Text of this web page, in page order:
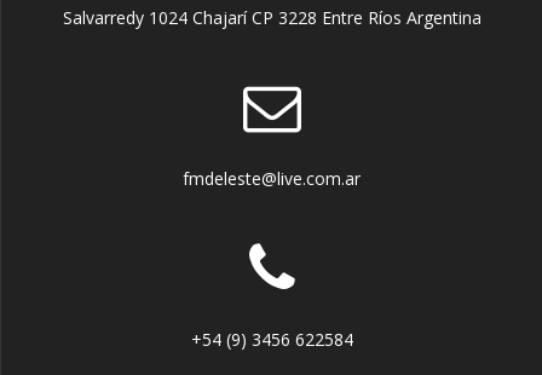
Salvarredy 1024 Chajarí CP 3228 Entre Ríos Argentina
fmdeleste@live.com.ar
+54 (9) 3456 622584